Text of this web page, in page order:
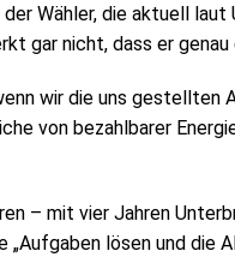
Wähler, die aktuell laut
gar nicht, dass er
wir die uns gestellten
von bezahlbarer
– mit vier Jahren
lösen und die